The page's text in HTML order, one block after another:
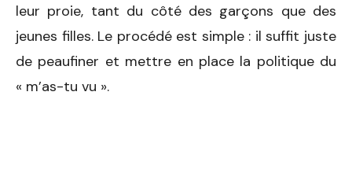
leur proie, tant du côté des garçons que des
jeunes filles. Le procédé est simple : il suffit juste
de peaufiner et mettre en place la politique du
« m’as-tu vu ».